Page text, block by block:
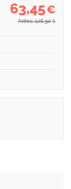
63,45€
Antes: 126,90 €